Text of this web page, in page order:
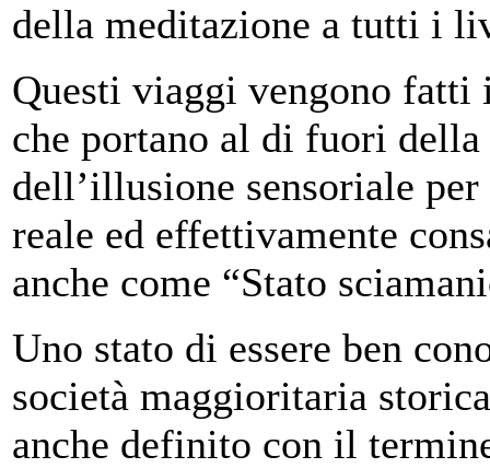
della meditazione a tutti i
Questi viaggi vengono fatti
che portano al di fuori
dell’illusione sensoriale
reale ed effettivamente
anche come “Stato
Uno stato di essere ben
società maggioritaria
anche definito con il